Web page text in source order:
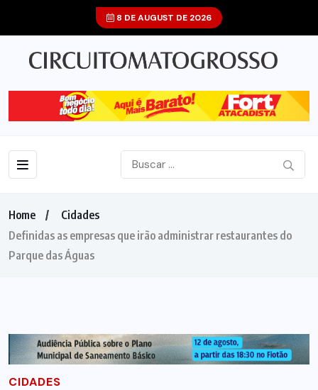
8 DE AUGUST DE 2026
Home
Cidades
Definidas as empresas que irão administrar restaurantes do
Parque das Águas
CIDADES